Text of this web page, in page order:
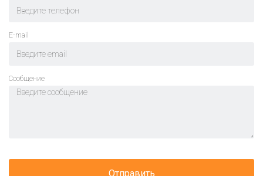
E-mail
Cообщение
Отправить